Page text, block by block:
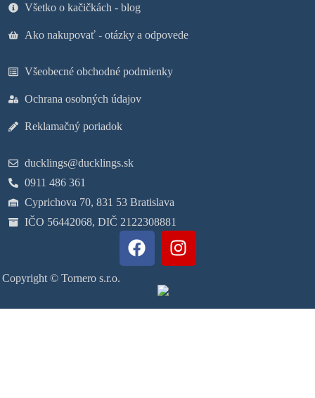
Všetko o kačičkách - blog
Ako nakupovať - otázky a odpovede
Všeobecné obchodné podmienky
Ochrana osobných údajov
Reklamačný poriadok
ducklings@ducklings.sk
0911 486 361
Cyprichova 70, 831 53 Bratislava
IČO 56442068, DIČ 2122308881
Copyright © Tornero s.r.o.